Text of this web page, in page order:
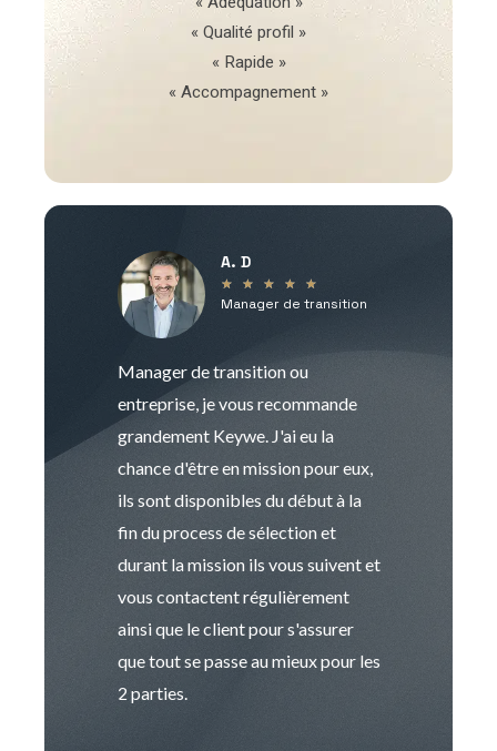
« Qualité profil »
« Rapide »
« Accompagnement »
A. D
★ ★ ★ ★ ★
Manager de transition
Manager de transition ou
entreprise, je vous recommande
grandement Keywe. J'ai eu la
chance d'être en mission pour eux,
ils sont disponibles du début à la
fin du process de sélection et
durant la mission ils vous suivent et
vous contactent régulièrement
ainsi que le client pour s'assurer
que tout se passe au mieux pour les
2 parties.